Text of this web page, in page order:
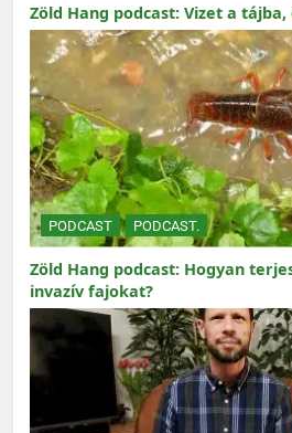
Zöld Hang podcast: Vizet a tájba,
PODCAST PODCAST.
Zöld Hang podcast: Hogyan
invazív fajokat?